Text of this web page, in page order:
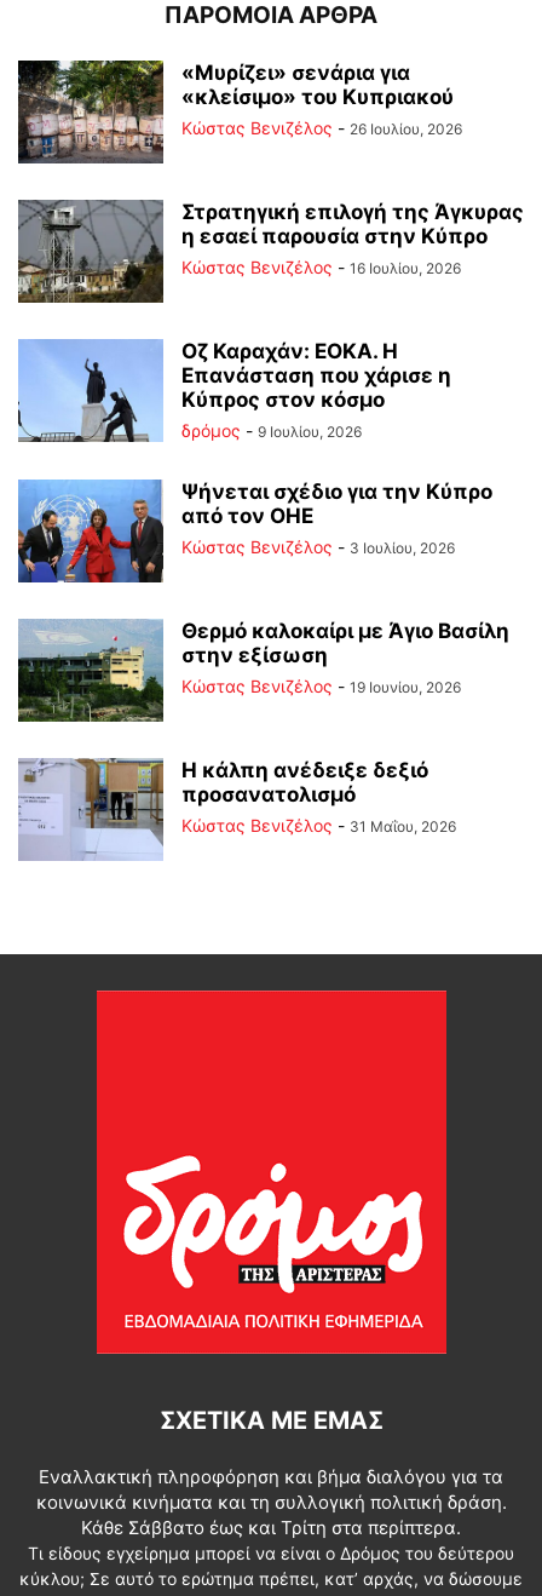
ΠΑΡΟΜΟΙΑ ΑΡΘΡΑ
«Μυρίζει» σενάρια για
«κλείσιμο» του Κυπριακού
Κώστας Βενιζέλος - 26 Ιουλίου, 2026
Στρατηγική επιλογή της Άγκυρας
η εσαεί παρουσία στην Κύπρο
Κώστας Βενιζέλος - 16 Ιουλίου, 2026
Οζ Καραχάν: ΕΟΚΑ. Η
Επανάσταση που χάρισε η
Κύπρος στον κόσμο
δρόμος - 9 Ιουλίου, 2026
Ψήνεται σχέδιο για την Κύπρο
από τον ΟΗΕ
Κώστας Βενιζέλος - 3 Ιουλίου, 2026
Θερμό καλοκαίρι με Άγιο Βασίλη
στην εξίσωση
Κώστας Βενιζέλος - 19 Ιουνίου, 2026
Η κάλπη ανέδειξε δεξιό
προσανατολισμό
Κώστας Βενιζέλος - 31 Μαΐου, 2026
ΣΧΕΤΙΚΆ ΜΕ ΕΜΆΣ
Εναλλακτική πληροφόρηση και βήμα διαλόγου για τα
κοινωνικά κινήματα και τη συλλογική πολιτική δράση.
Κάθε Σάββατο έως και Τρίτη στα περίπτερα.
Τι είδους εγχείρημα μπορεί να είναι ο Δρόμος του δεύτερου
κύκλου; Σε αυτό το ερώτημα πρέπει, κατ’ αρχάς, να δώσουμε